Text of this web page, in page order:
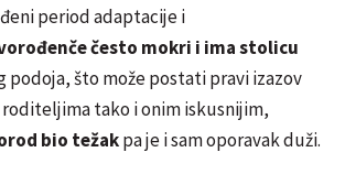
period adaptacije i
često mokri i ima stolicu
podoja, što može postati pravi izazov
tako i onim iskusnijim,
bio težakpa je i sam oporavak duži.